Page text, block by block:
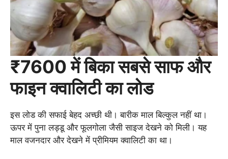
₹7600 में बिका सबसे साफ और
फाइन क्वालिटी का लोड
इस लोड की सफाई बेहद अच्छी थी। बारीक माल बिल्कुल नहीं था।
ऊपर में पुना लड्डू और फूलगोला जैसी साइज देखने को मिली। यह
माल वजनदार और देखने में प्रीमियम क्वालिटी का था।